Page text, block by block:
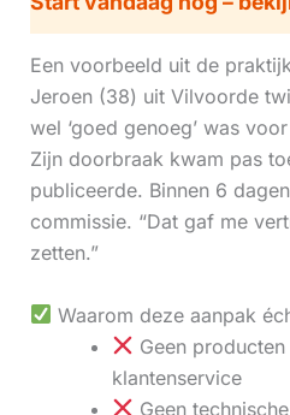
Een voorbeeld uit de
Jeroen (38) uit Vilvoorde
wel ‘goed genoeg’ was
Zijn doorbraak kwam pas
publiceerde. Binnen 6
commissie. “Dat gaf me
zetten.”
Waarom deze aanpak
Geen
klantenservice
Geen